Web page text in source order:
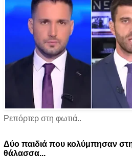
Ρεπόρτερ στη φωτιά..
Δύο παιδιά που κολύμπησαν
θάλασσα...